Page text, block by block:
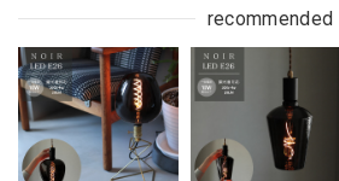
recommended